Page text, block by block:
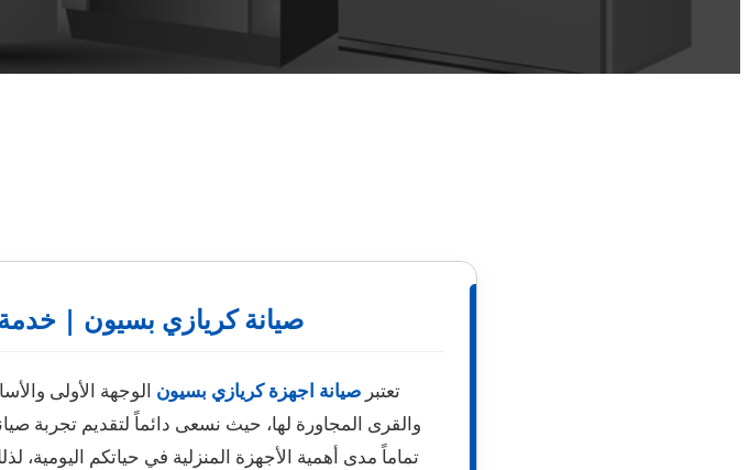
صيانة كريازي بسيون |
تعتبر صيانة اجهزة كريازي بسيون الوجهة الأولى
والقرى المجاورة لها، حيث نسعى دائماً لتقديم تجربة
تماماً مدى أهمية الأجهزة المنزلية في حياتكم اليومية،